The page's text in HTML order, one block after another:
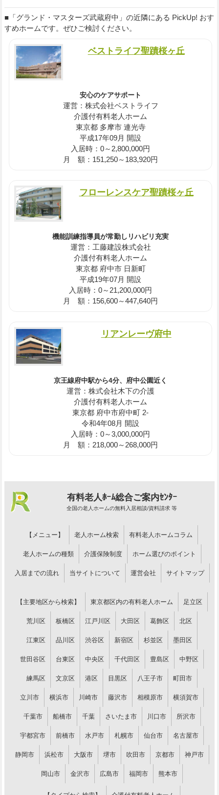
■「グランド・マスターズ武蔵府中」の近隣にある PickUp! おす
すめホームです。ぜひご検討ください。
ベストライフ聖蹟桜ヶ丘
安心のケアサポート
運営：株式会社ベストライフ
介護付有料老人ホーム
東京都 多摩市 連光寺
平成17年09月 開設
入居時：0～2,800,000円
月 額：151,250～183,920円
フローレンスケア聖蹟桜ヶ丘
機能訓練指導員が常勤しリハビリ充実
運営：工藤建設株式会社
介護付有料老人ホーム
東京都 府中市 日新町
平成19年07月 開設
入居時：0～21,200,000円
月 額：156,600～447,640円
リアンレーヴ府中
京王線府中駅から4分、府中公園近く
運営：株式会社木下の介護
介護付有料老人ホーム
東京都 府中市府中町 2-
令和4年08月 開設
入居時：0～3,000,000円
月 額：218,000～268,000円
有料老人ﾎｰﾑ総合ご案内ｾﾝﾀｰ
全国の老人ホームの無料入居相談/資料請求 等
【メニュー】 老人ホーム検索 有料老人ホームコラム
老人ホームの種類 介護保険制度 ホーム選びのポイント
入居までの流れ 当サイトについて 運営会社 サイトマップ
【主要地区から検索】 東京都区内の有料老人ホーム 足立区
荒川区 板橋区 江戸川区 大田区 葛飾区 北区
江東区 品川区 渋谷区 新宿区 杉並区 墨田区
世田谷区 台東区 中央区 千代田区 豊島区 中野区
練馬区 文京区 港区 目黒区 八王子市 町田市
立川市 横浜市 川崎市 藤沢市 相模原市 横須賀市
千葉市 船橋市 千葉 さいたま市 川口市 所沢市
宇都宮市 前橋市 水戸市 札幌市 仙台市 名古屋市
静岡市 浜松市 大阪市 堺市 吹田市 京都市 神戸市
岡山市 金沢市 広島市 福岡市 熊本市